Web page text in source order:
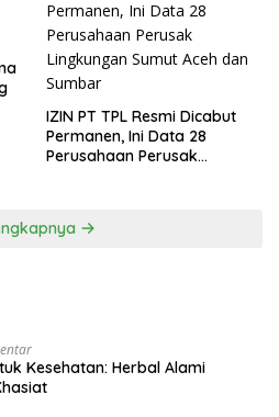
IZIN PT TPL Resmi Dicabut
Permanen, Ini Data 28
Perusahaan Perusak
Kesehatan: Herbal Alami